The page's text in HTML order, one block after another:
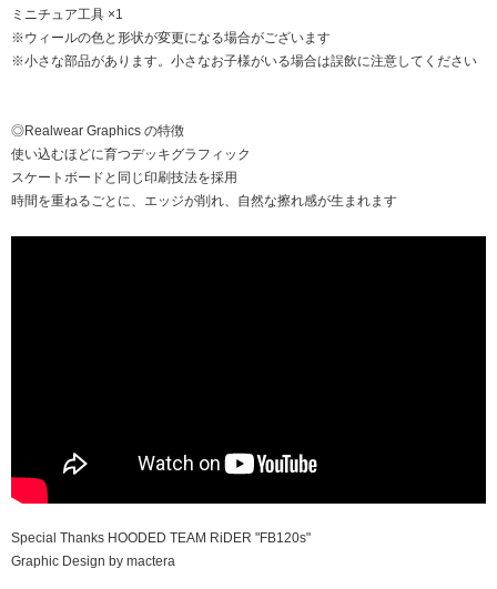
ミニチュア工具 ×1
※ウィールの色と形状が変更になる場合がございます
※小さな部品があります。小さなお子様がいる場合は誤飲に注意してください
◎Realwear Graphics の特徴
使い込むほどに育つデッキグラフィック
スケートボードと同じ印刷技法を採用
時間を重ねるごとに、エッジが削れ、自然な擦れ感が生まれます
Special Thanks HOODED TEAM RiDER "FB120s"
Graphic Design by mactera